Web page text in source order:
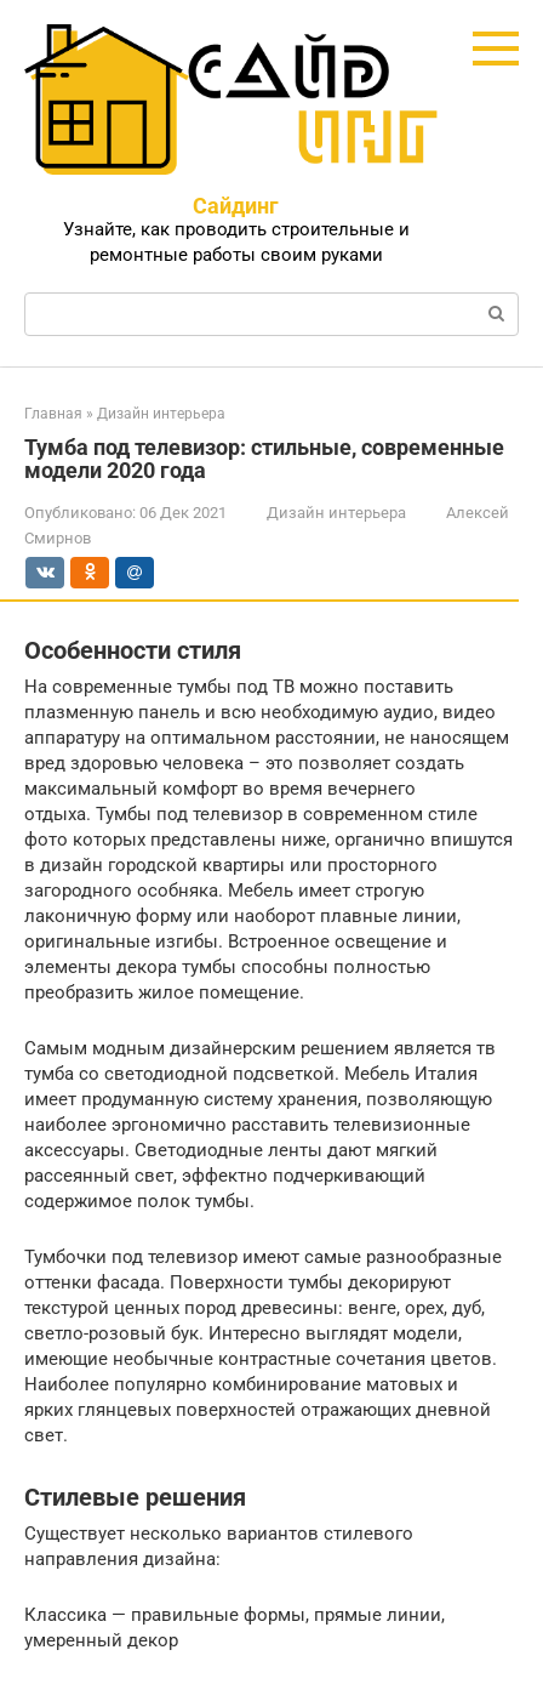
контенту
Сайдинг
Узнайте, как проводить строительные и
ремонтные работы своим руками
Поиск:
Главная » Дизайн интерьера
Тумба под телевизор: стильные, современные
модели 2020 года
Опубликовано: 06 Дек 2021 Дизайн интерьера
Алексей
Смирнов
Особенности стиля
На современные тумбы под ТВ можно поставить
плазменную панель и всю необходимую аудио, видео
аппаратуру на оптимальном расстоянии, не наносящем
вред здоровью человека – это позволяет создать
максимальный комфорт во время вечернего
отдыха. Тумбы под телевизор в современном стиле
фото которых представлены ниже, органично впишутся
в дизайн городской квартиры или просторного
загородного особняка. Мебель имеет строгую
лаконичную форму или наоборот плавные линии,
оригинальные изгибы. Встроенное освещение и
элементы декора тумбы способны полностью
преобразить жилое помещение.
Самым модным дизайнерским решением является тв
тумба со светодиодной подсветкой. Мебель Италия
имеет продуманную систему хранения, позволяющую
наиболее эргономично расставить телевизионные
аксессуары. Светодиодные ленты дают мягкий
рассеянный свет, эффектно подчеркивающий
содержимое полок тумбы.
Тумбочки под телевизор имеют самые разнообразные
оттенки фасада. Поверхности тумбы декорируют
текстурой ценных пород древесины: венге, орех, дуб,
светло-розовый бук. Интересно выглядят модели,
имеющие необычные контрастные сочетания цветов.
Наиболее популярно комбинирование матовых и
ярких глянцевых поверхностей отражающих дневной
свет.
Стилевые решения
Существует несколько вариантов стилевого
направления дизайна:
Классика — правильные формы, прямые линии,
умеренный декор